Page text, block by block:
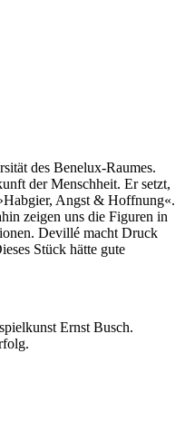
des Benelux-Raumes.
der Menschheit. Er setzt,
Angst & Hoffnung«.
zeigen uns die Figuren in
Devillé macht Druck
Stück hätte gute
Ernst Busch.